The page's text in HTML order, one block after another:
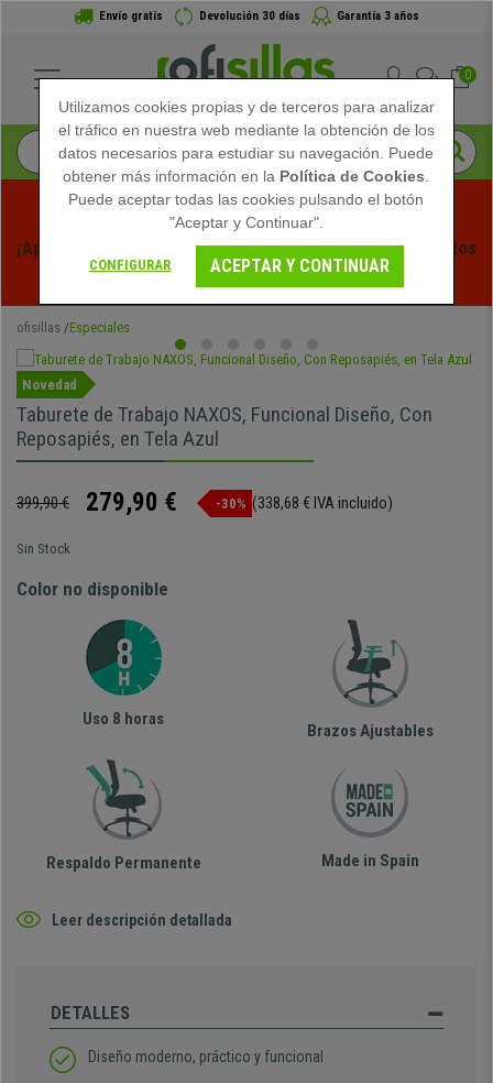
Envío gratis Devolución 30 días Garantía 3 años
0
¡Aprovecha las Rebajas de Verano en Ofisillas! Descuentos
Exclusivos por Tiempo Limitado - Ver Promo
ofisillas Especiales
Novedad
Taburete de Trabajo NAXOS, Funcional Diseño, Con
Reposapiés, en Tela Azul
399,90 € 279,90 € -30% (338,68 € IVA incluido)
Sin Stock
Color no disponible
Uso 8 horas
Brazos Ajustables
Respaldo Permanente Made in Spain
Leer descripción detallada
DETALLES
Diseño moderno, práctico y funcional
Utilizamos cookies propias y de terceros para analizar
el tráfico en nuestra web mediante la obtención de los
datos necesarios para estudiar su navegación. Puede
obtener más información en la Política de Cookies
Puede aceptar todas las cookies pulsando el botón
"Aceptar y Continuar".
CONFIGURAR ACEPTAR Y CONTINUAR